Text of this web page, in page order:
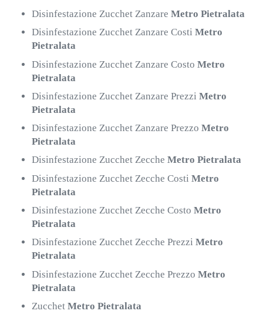
Disinfestazione Zucchet ZanzareMetro Pietralata
Disinfestazione Zucchet Zanzare CostiMetro
Pietralata
Disinfestazione Zucchet Zanzare CostoMetro
Pietralata
Disinfestazione Zucchet Zanzare PrezziMetro
Pietralata
Disinfestazione Zucchet Zanzare PrezzoMetro
Pietralata
Disinfestazione Zucchet ZeccheMetro Pietralata
Disinfestazione Zucchet Zecche CostiMetro
Pietralata
Disinfestazione Zucchet Zecche CostoMetro
Pietralata
Disinfestazione Zucchet Zecche PrezziMetro
Pietralata
Disinfestazione Zucchet Zecche PrezzoMetro
Pietralata
ZucchetMetro Pietralata